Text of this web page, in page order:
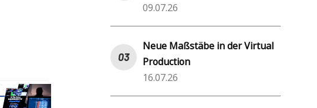
09.07.26
Neue Maßstäbe in der Virtual
Production
16.07.26